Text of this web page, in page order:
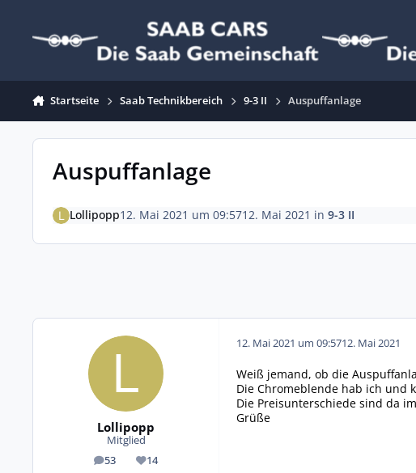
Startseite Saab Technikbereich 9-3 II Auspuffanlage
Auspuffanlage
Lollipopp12. Mai 2021 um 09:5712. Mai 2021 in 9-3 II
Lollipopp
Mitglied
53
Beiträge 14
Reputation
12. Mai 2021 um 09:5712. Mai 2021
Weiß jemand, ob die
Die Chromeblende hab ich und
Die Preisunterschiede sind da
Grüße